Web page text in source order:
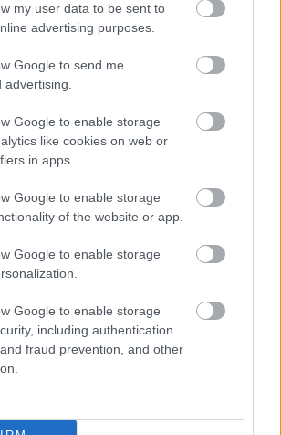
my user data to be sent to
advertising purposes.
Google to send me
Google to enable storage
like cookies on web or
in apps.
Google to enable storage
of the website or app.
Google to enable storage
Google to enable storage
including authentication
fraud prevention, and other
kitálalt Hamilton F1-es
debütálásáról
Radikális ötlettel állt elő a korábbi
F1-es fenegyerek
FORMA-1
Ferrari, hamarosan mindenki ezt
másolhatja
és kitérő manőverek több autót
az élen haladó versenyző és a
nagy veszélybe került, mivel